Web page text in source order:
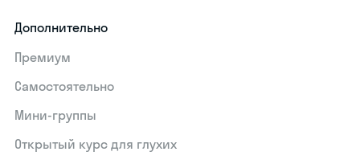
Дополнительно
Премиум
Самостоятельно
Мини-группы
Открытый курс для глухих